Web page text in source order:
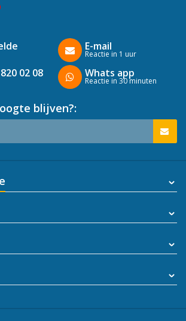
02 08
E-mail
Reactie in 1 uur
Whats app
Reactie in 30 minuten
blijven?: